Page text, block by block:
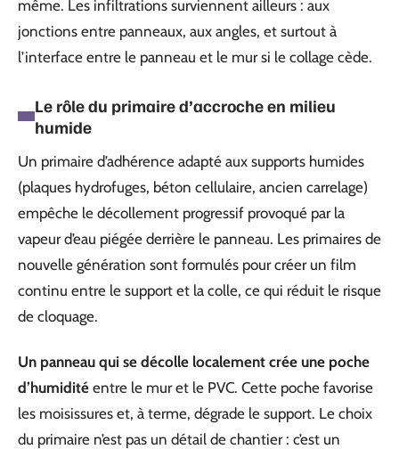
même. Les infiltrations surviennent ailleurs : aux
jonctions entre panneaux, aux angles, et surtout à
l’interface entre le panneau et le mur si le collage cède.
Le rôle du primaire d’accroche en milieu
humide
Un primaire d’adhérence adapté aux supports humides
(plaques hydrofuges, béton cellulaire, ancien carrelage)
empêche le décollement progressif provoqué par la
vapeur d’eau piégée derrière le panneau. Les primaires de
nouvelle génération sont formulés pour créer un film
continu entre le support et la colle, ce qui réduit le risque
de cloquage.
Un panneau qui se décolle localement crée une poche
d’humidité entre le mur et le PVC. Cette poche favorise
les moisissures et, à terme, dégrade le support. Le choix
du primaire n’est pas un détail de chantier : c’est un